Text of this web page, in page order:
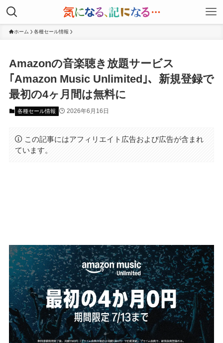
ホーム 各種セール情報
Amazonの音楽聴き放題サービス
｢Amazon Music Unlimited｣、新規登録で
最初の4ヶ月間は無料に
各種セール情報 2026年6月16日
この記事にはアフィリエイト広告および広告が含まれ
ています。